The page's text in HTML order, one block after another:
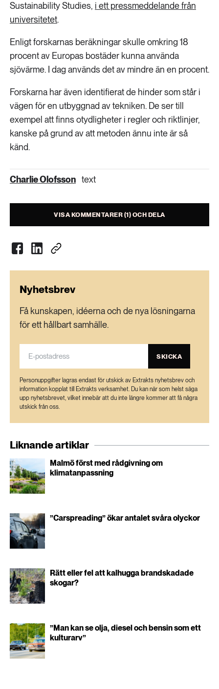
Sustainability Studies, i ett pressmeddelande från
universitetet.
Enligt forskarnas beräkningar skulle omkring 18
procent av Europas bostäder kunna använda
sjövärme. I dag används det av mindre än en procent.
Forskarna har även identifierat de hinder som står i
vägen för en utbyggnad av tekniken. De ser till
exempel att finns otydligheter i regler och riktlinjer,
kanske på grund av att metoden ännu inte är så
känd.
Charlie Olofsson text
VISA KOMMENTARER (1) OCH DELA
Nyhetsbrev
Få kunskapen, idéerna och de nya lösningarna
för ett hållbart samhälle.
SKICKA
Personuppgifter lagras endast för utskick av Extrakts nyhetsbrev och
information kopplat till Extrakts verksamhet. Du kan när som helst säga
upp nyhetsbrevet, vilket innebär att du inte längre kommer att få några
utskick från oss.
Liknande artiklar
Malmö först med rådgivning om
klimatanpassning
”Carspreading” ökar antalet svåra olyckor
Rätt eller fel att kalhugga brandskadade
skogar?
”Man kan se olja, diesel och bensin som ett
kulturarv”